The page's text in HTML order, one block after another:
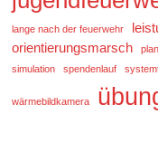
lange nach der feuerwehr
orientierungsmarsch
simulation
spendenlauf
wärmebildkamera